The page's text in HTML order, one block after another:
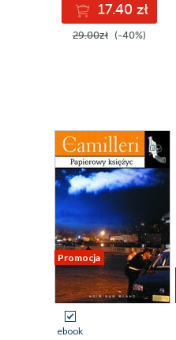
17.40 zł
29.00zł (-40%)
Promocja
ebook